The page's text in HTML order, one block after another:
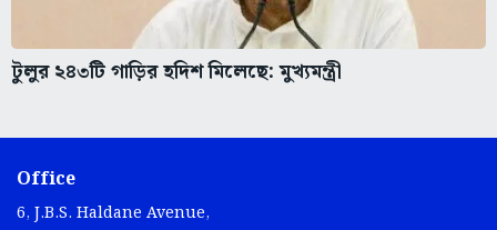
টুলুর ২৪৩টি গাড়ির হদিশ মিলেছে: মুখ্যমন্ত্রী
Office
6, J.B.S. Haldane Avenue,